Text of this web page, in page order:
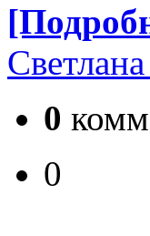
0
0